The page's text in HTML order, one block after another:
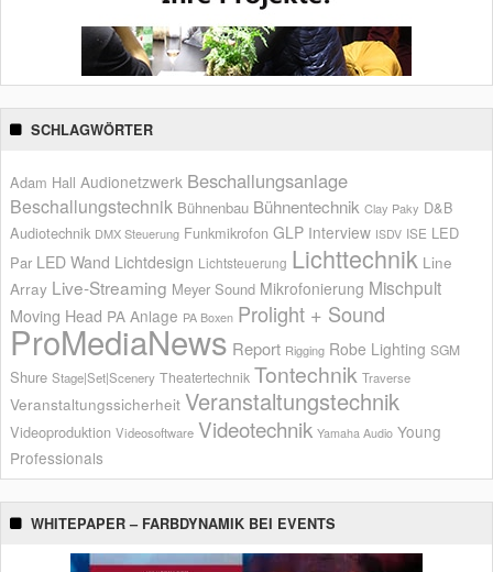
SCHLAGWÖRTER
Adam Hall Audionetzwerk Beschallungsanlage
Beschallungstechnik Bühnenbau Bühnentechnik Clay Paky D&B
Audiotechnik DMX Steuerung Funkmikrofon GLP Interview ISDV ISE LED
Par LED Wand Lichtdesign Lichtsteuerung Lichttechnik Line
Array Live-Streaming Meyer Sound Mikrofonierung Mischpult
Moving Head PA Anlage PA Boxen Prolight + Sound
ProMediaNews Report Rigging Robe Lighting SGM
Shure Stage|Set|Scenery Theatertechnik Tontechnik Traverse
Veranstaltungssicherheit Veranstaltungstechnik
Videoproduktion Videosoftware Videotechnik Yamaha Audio Young
Professionals
WHITEPAPER – FARBDYNAMIK BEI EVENTS